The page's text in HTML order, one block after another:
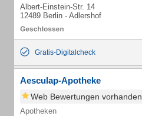
Albert-Einstein-Str. 14
12489 Berlin - Adlershof
Gratis-Digitalcheck
Aesculap-Apotheke
Web Bewertungen vorhanden
Apotheken